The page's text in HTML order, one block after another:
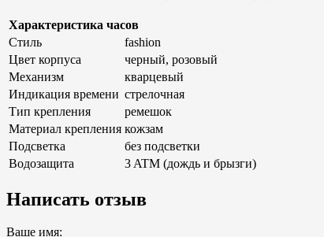
Характеристика часов
Стиль
fashion
Цвет корпуса
черный, розовый
Механизм
кварцевый
Индикация времени стрелочная
Тип крепления
ремешок
Материал крепления кожзам
Подсветка
без подсветки
Водозащита
3 ATM (дождь и брызги)
Написать отзыв
Ваше имя: